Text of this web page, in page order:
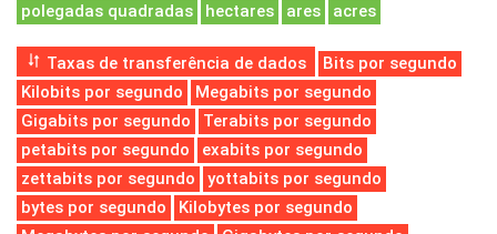
polegadas quadradas
hectares ares acres
Taxas de transferência de dados
Bits por segundo
Kilobits por segundo
Megabits por segundo
Gigabits por segundo
Terabits por segundo
petabits por segundo
exabits por segundo
zettabits por segundo
yottabits por segundo
bytes por segundo
Kilobytes por segundo